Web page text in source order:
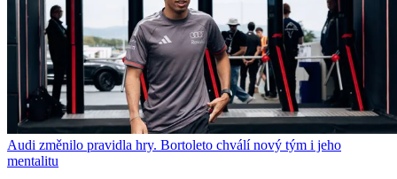
Audi změnilo pravidla hry. Bortoleto chválí nový tým i jeho
mentalitu